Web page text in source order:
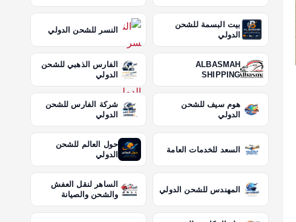
بيت البسمة للشحن
الدولي
النسر للشحن الدولي
ALBASMAH
SHIPPING
الفارس الذهبي للشحن
الدولي
هوم سيف للشحن
الدولي
شركة الفارس للشحن
الدولي
السعد للخدمات العامة
حول العالم للشحن
الدولي
المهندس للشحن الدولي
الساهر لنقل العفش
والشحن والصيانة